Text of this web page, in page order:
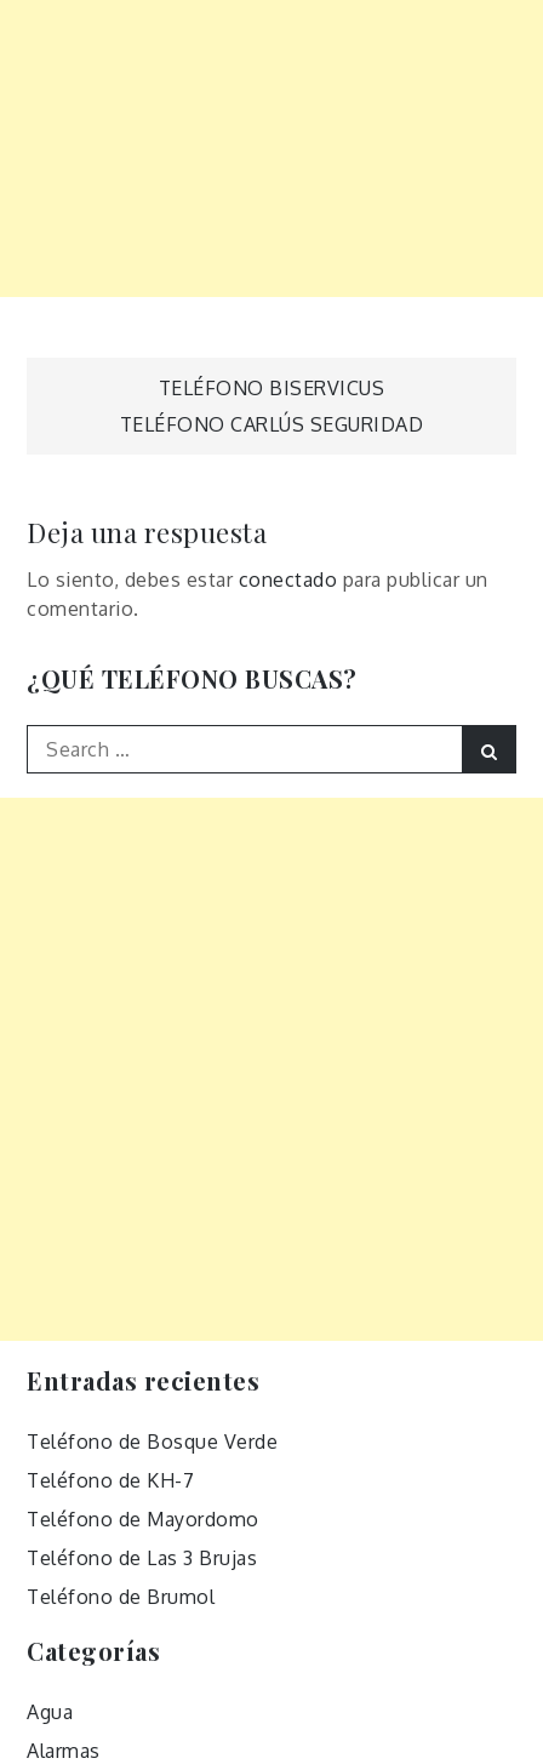
Navegación
entradas
TELÉFONO BISERVICUS
TELÉFONO CARLÚS SEGURIDAD
Deja una respuesta
Lo siento, debes estar conectado para publicar un
comentario.
¿QUÉ TELÉFONO BUSCAS?
Search
for:
Entradas recientes
Teléfono de Bosque Verde
Teléfono de KH-7
Teléfono de Mayordomo
Teléfono de Las 3 Brujas
Teléfono de Brumol
Categorías
Agua
Alarmas